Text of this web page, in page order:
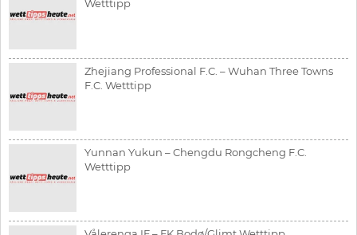
Wetttipp
Zhejiang Professional F.C. – Wuhan Three Towns
F.C. Wetttipp
Yunnan Yukun – Chengdu Rongcheng F.C.
Wetttipp